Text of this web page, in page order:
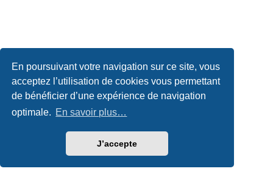
En poursuivant votre navigation sur ce site, vous
acceptez l’utilisation de cookies vous permettant
de bénéficier d’une expérience de navigation
optimale. En savoir plus…
J’accepte